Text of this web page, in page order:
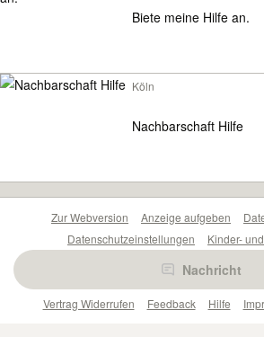
Biete meine Hilfe an.
Köln
Nachbarschaft Hilfe
Nachricht
Zur Webversion Anzeige aufgeben
Datenschutzeinstellungen
Kinder-
Barrierefreiheitserklärung
Vertrag Widerrufen
Feedback Hilfe